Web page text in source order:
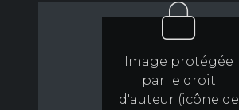
Image protégée
par le droit
d'auteur (icône de